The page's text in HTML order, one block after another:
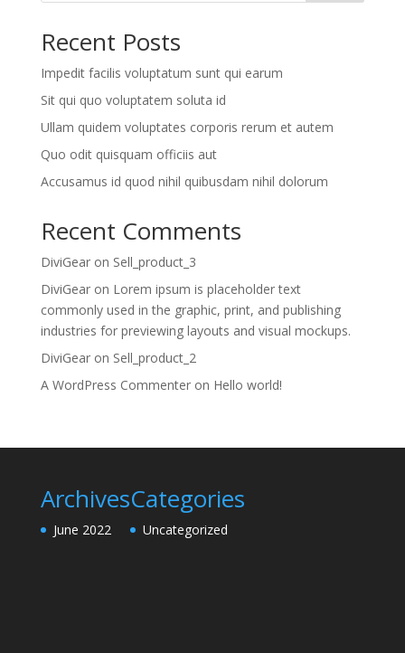
Recent Posts
Impedit facilis voluptatum sunt qui earum
Sit qui quo voluptatem soluta id
Ullam quidem voluptates corporis rerum et autem
Quo odit quisquam officiis aut
Accusamus id quod nihil quibusdam nihil dolorum
Recent Comments
DiviGearon Sell_product_3
DiviGearon Lorem ipsum is placeholder text
commonly used in the graphic, print, and publishing
industries for previewing layouts and visual mockups.
DiviGearon Sell_product_2
A WordPress Commenteron Hello world!
Archives
June 2022
Categories
Uncategorized